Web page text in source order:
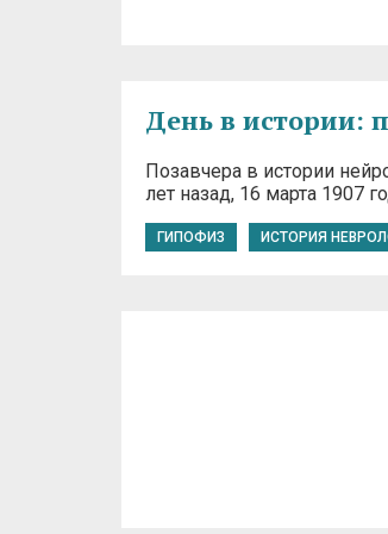
День в истории:
Позавчера в истории
лет назад, 16 марта 1907
ГИПОФИЗ ИСТОРИЯ